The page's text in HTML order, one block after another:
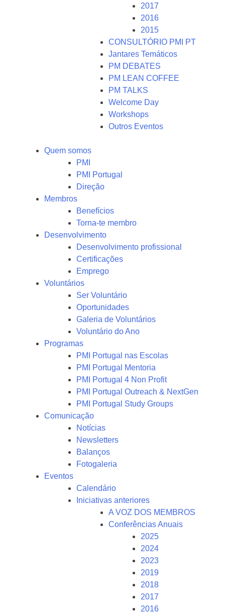
2017
2016
2015
CONSULTÓRIO PMI PT
Jantares Temáticos
PM DEBATES
PM LEAN COFFEE
PM TALKS
Welcome Day
Workshops
Outros Eventos
Quem somos
PMI
PMI Portugal
Direção
Membros
Benefícios
Torna-te membro
Desenvolvimento
Desenvolvimento profissional
Certificações
Emprego
Voluntários
Ser Voluntário
Oportunidades
Galeria de Voluntários
Voluntário do Ano
Programas
PMI Portugal nas Escolas
PMI Portugal Mentoria
PMI Portugal 4 Non Profit
PMI Portugal Outreach & NextGen
PMI Portugal Study Groups
Comunicação
Notícias
Newsletters
Balanços
Fotogaleria
Eventos
Calendário
Iniciativas anteriores
A VOZ DOS MEMBROS
Conferências Anuais
2025
2024
2023
2019
2018
2017
2016